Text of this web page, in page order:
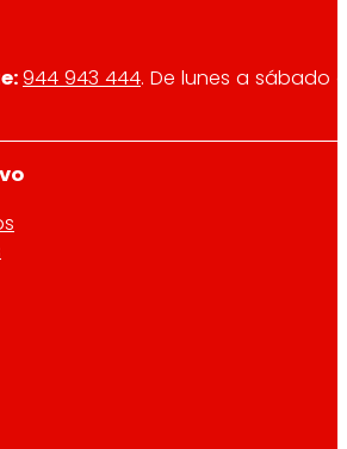
944 943 444. De lunes a sábado